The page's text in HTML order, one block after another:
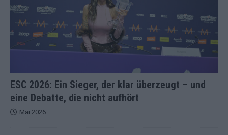
ESC 2026: Ein Sieger, der klar überzeugt – und
eine Debatte, die nicht aufhört
Mai 2026